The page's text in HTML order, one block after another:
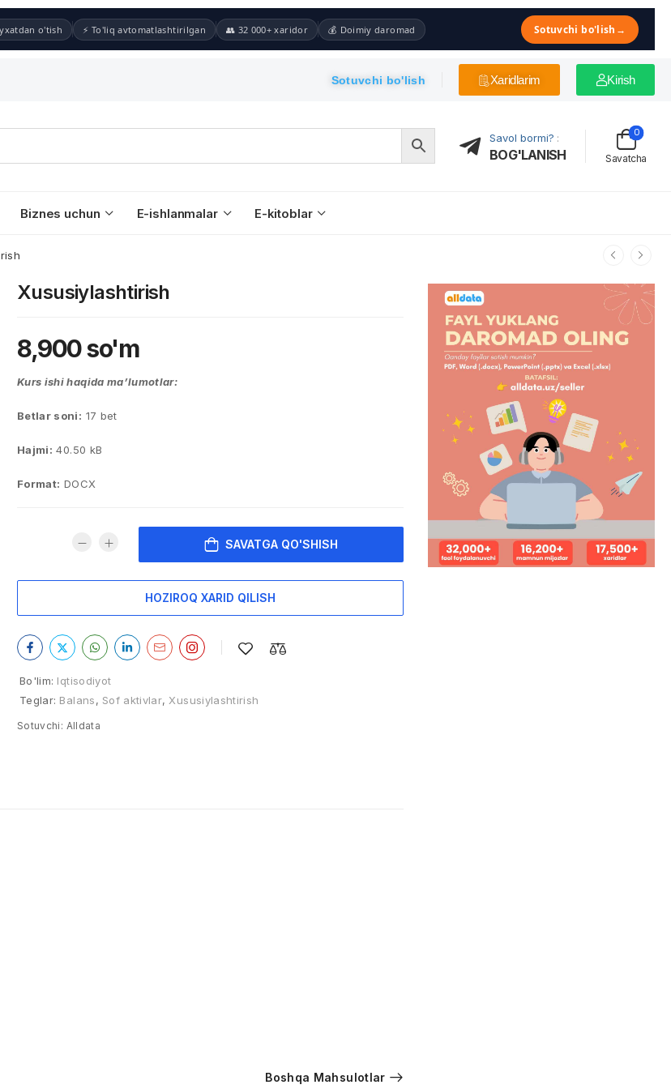
o'tish ⚡ To'liq avtomatlashtirilgan 👥 32 000+ xaridor 💰 Doimiy daromad Sotuvchi bo'lish →
Sotuvchi bo'lish Xaridlarim Kirish
Savol bormi? :
BOG'LANISH Savatcha
0
Biznes uchun E-ishlanmalar E-kitoblar
Xususiylashtirish
8,900so'm
Kurs ishi haqida ma’lumotlar:
Betlar soni: 17 bet
Hajmi: 40.50 kB
Format: DOCX
SAVATGA QO'SHISH
HOZIROQ XARID QILISH
Bo'lim: Iqtisodiyot
Teglar: Balans, Sof aktivlar, Xususiylashtirish
Sotuvchi: Alldata
Boshqa Mahsulotlar